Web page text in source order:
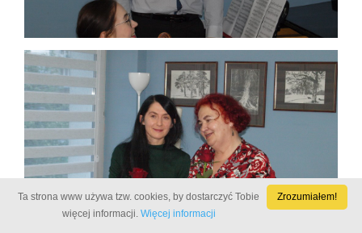
Zrozumiałem!
Ta strona www używa tzw. cookies, by dostarczyć Tobie
więcej informacji. Więcej informacji